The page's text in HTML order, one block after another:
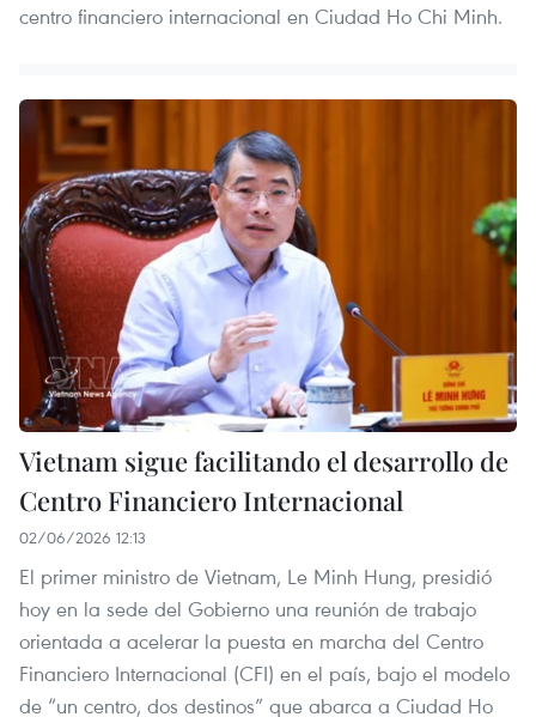
centro financiero internacional en Ciudad Ho Chi Minh.
Vietnam sigue facilitando el desarrollo de
Centro Financiero Internacional
02/06/2026 12:13
El primer ministro de Vietnam, Le Minh Hung, presidió
hoy en la sede del Gobierno una reunión de trabajo
orientada a acelerar la puesta en marcha del Centro
Financiero Internacional (CFI) en el país, bajo el modelo
de “un centro, dos destinos” que abarca a Ciudad Ho